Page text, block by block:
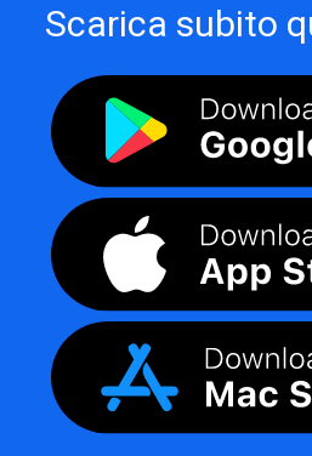
Scarica subito